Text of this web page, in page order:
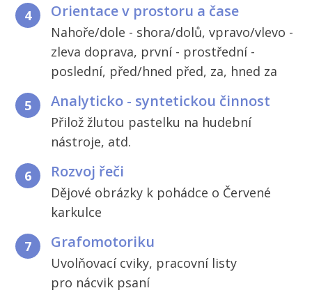
4 Orientace v prostoru a čase
Nahoře/dole - shora/dolů, vpravo/vlevo -
zleva doprava, první - prostřední -
poslední, před/hned před, za, hned za
5 Analyticko - syntetickou činnost
Přilož žlutou pastelku na hudební
nástroje, atd.
6 Rozvoj řeči
Dějové obrázky k pohádce o Červené
karkulce
7 Grafomotoriku
Uvolňovací cviky, pracovní listy
pro nácvik psaní